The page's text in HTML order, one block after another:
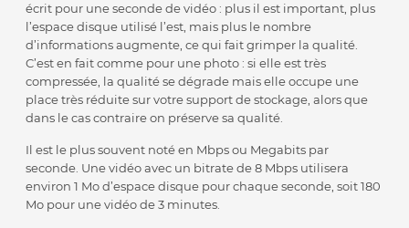
écrit pour une seconde de vidéo : plus il est important, plus
l’espace disque utilisé l’est, mais plus le nombre
d’informations augmente, ce qui fait grimper la qualité.
C’est en fait comme pour une photo : si elle est très
compressée, la qualité se dégrade mais elle occupe une
place très réduite sur votre support de stockage, alors que
dans le cas contraire on préserve sa qualité.
Il est le plus souvent noté en Mbps ou Megabits par
seconde. Une vidéo avec un bitrate de 8 Mbps utilisera
environ 1 Mo d’espace disque pour chaque seconde, soit 180
Mo pour une vidéo de 3 minutes.